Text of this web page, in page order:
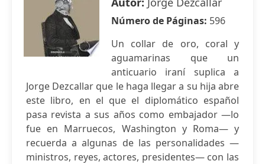
Número de Páginas: 596
Un collar de oro, coral y
aguamarinas que un
anticuario iraní suplica a
Jorge Dezcallar que le haga llegar a su hija abre
este libro, en el que el diplomático español
pasa revista a sus años como embajador —lo
fue en Marruecos, Washington y Roma— y
recuerda a algunas de las personalidades —
ministros, reyes, actores, presidentes— con las